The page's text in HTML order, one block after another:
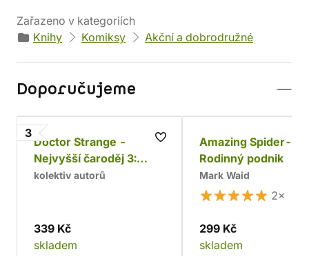
Zařazeno v kategoriích
Knihy
Komiksy Akční a dobrodružné
Doporučujeme
3
Doctor Strange -
Nejvyšší čaroděj 3:
Herold
kolektiv autorů
339 Kč
skladem
Amazing Spider-
Rodinný podnik
Mark Waid
2×
299 Kč
skladem